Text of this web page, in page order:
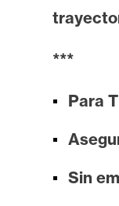
A
á
i
i
***
Para
Sin